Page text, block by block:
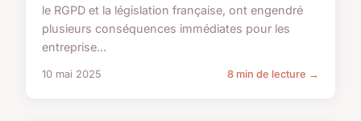
le RGPD et la législation française, ont engendré
plusieurs conséquences immédiates pour les
entreprise...
10 mai 2025 8 min de lecture →